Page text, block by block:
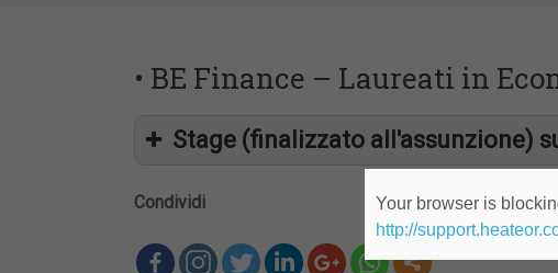
• BE Finance – Laureati in
Stage (finalizzato all'assunzione)
Condividi
Your browser is
http://